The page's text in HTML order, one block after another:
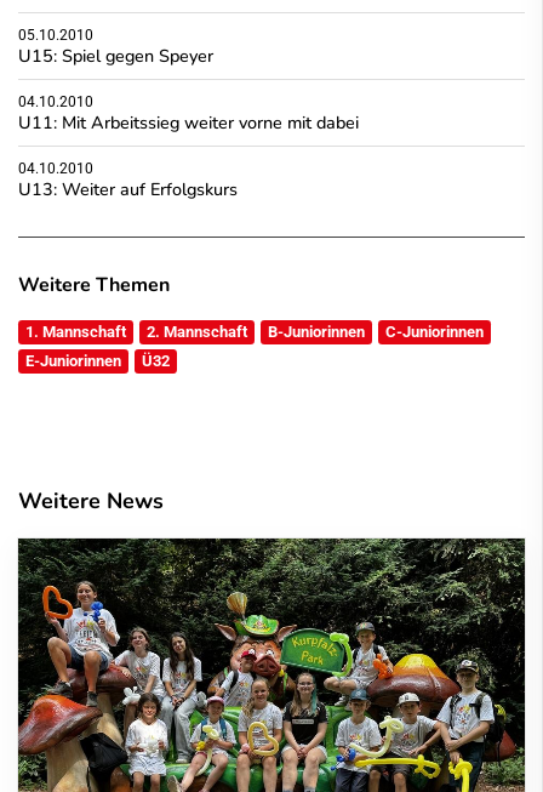
05.10.2010
U15: Spiel gegen Speyer
04.10.2010
U11: Mit Arbeitssieg weiter vorne mit dabei
04.10.2010
U13: Weiter auf Erfolgskurs
Weitere Themen
1. Mannschaft 2. Mannschaft B-Juniorinnen
C-Juniorinnen
E-Juniorinnen
Ü32
Weitere News